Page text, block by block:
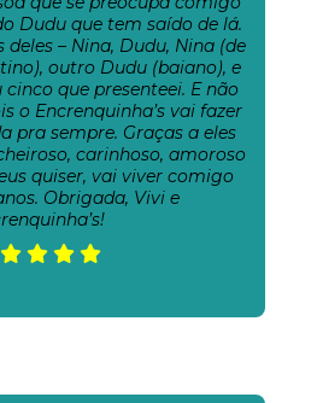
Dudu que tem saído de lá.
– Nina, Dudu, Nina (de
outro Dudu (baiano), e
que presenteei. E não
o Encrenquinha’s vai fazer
pra sempre. Graças a eles
carinhoso, amoroso
quiser, vai viver comigo
Obrigada, Vivi e